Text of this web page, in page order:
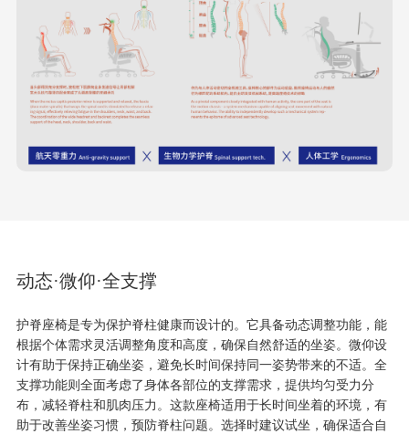
动态·微仰·全支撑
护脊座椅是专为保护脊柱健康而设计的。它具备动态调整功能，能
根据个体需求灵活调整角度和高度，确保自然舒适的坐姿。微仰设
计有助于保持正确坐姿，避免长时间保持同一姿势带来的不适。全
支撑功能则全面考虑了身体各部位的支撑需求，提供均匀受力分
布，减轻脊柱和肌肉压力。这款座椅适用于长时间坐着的环境，有
助于改善坐姿习惯，预防脊柱问题。选择时建议试坐，确保适合自